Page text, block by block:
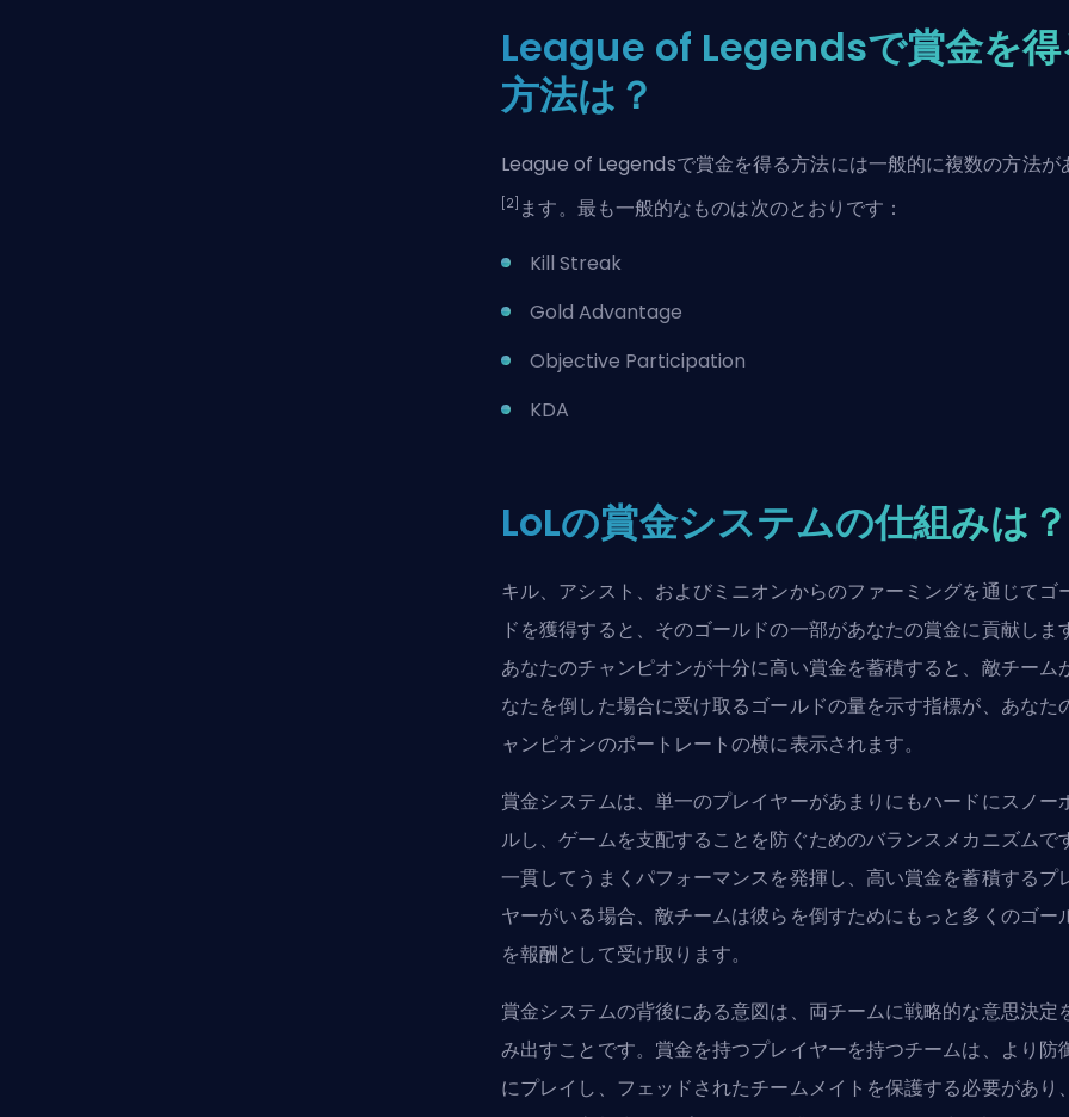
League of Legendsで賞金を得
方法は？
League of Legendsで賞金を得る方法には一般的に複数の方法が
[2] ます。最も一般的なものは次のとおりです：
Kill Streak
Gold Advantage
Objective Participation
KDA
LoLの賞金システムの仕組みは？
キル、アシスト、およびミニオンからのファーミングを通じてゴ
ドを獲得すると、そのゴールドの一部があなたの賞金に貢献しま
あなたのチャンピオンが十分に高い賞金を蓄積すると、敵チーム
なたを倒した場合に受け取るゴールドの量を示す指標が、あなた
ャンピオンのポートレートの横に表示されます。
賞金システムは、単一のプレイヤーがあまりにもハードにスノー
ルし、ゲームを支配することを防ぐためのバランスメカニズムで
一貫してうまくパフォーマンスを発揮し、高い賞金を蓄積するプ
ヤーがいる場合、敵チームは彼らを倒すためにもっと多くのゴー
を報酬として受け取ります。
賞金システムの背後にある意図は、両チームに戦略的な意思決定
み出すことです。賞金を持つプレイヤーを持つチームは、より防
にプレイし、フェッドされたチームメイトを保護する必要があり